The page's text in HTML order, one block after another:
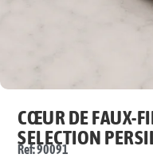
CŒUR DE FAUX-
SELECTION
Ref: 90091